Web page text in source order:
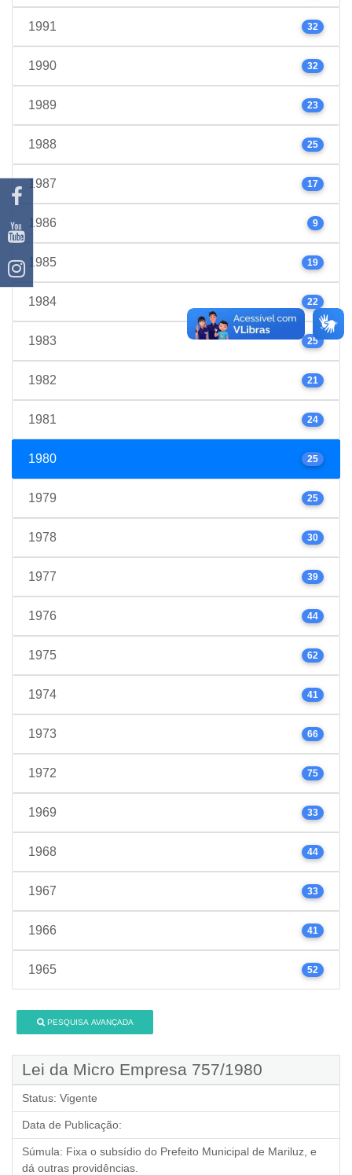
1991 32
1990 32
1989 23
1988 25
1987 17
1986 9
1985 19
1984 22
1983 25
1982 21
1981 24
1980 25
1979 25
1978 30
1977 39
1976 44
1975 62
1974 41
1973 66
1972 75
1969 33
1968 44
1967 33
1966 41
1965 52
PESQUISA AVANÇADA
Lei da Micro Empresa 757/1980
Status: Vigente
Data de Publicação:
Súmula: Fixa o subsídio do Prefeito Municipal de Mariluz, e
dá outras providências.